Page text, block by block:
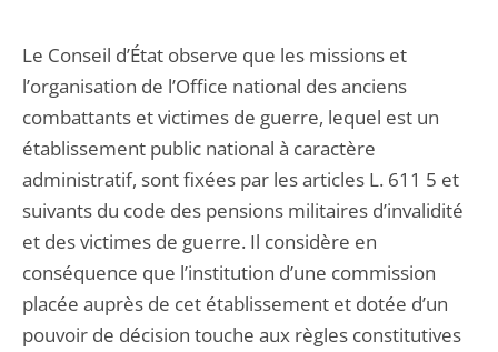
Le Conseil d’État observe que les missions et
l’organisation de l’Office national des anciens
combattants et victimes de guerre, lequel est un
établissement public national à caractère
administratif, sont fixées par les articles L. 611 5 et
suivants du code des pensions militaires d’invalidité
et des victimes de guerre. Il considère en
conséquence que l’institution d’une commission
placée auprès de cet établissement et dotée d’un
pouvoir de décision touche aux règles constitutives